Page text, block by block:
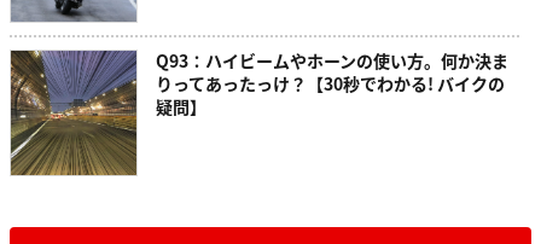
Q93：ハイビームやホーンの使い方。何か決ま
りってあったっけ？【30秒でわかる! バイクの
疑問】